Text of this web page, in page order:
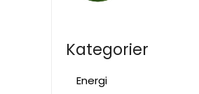
Kategorier
Energi